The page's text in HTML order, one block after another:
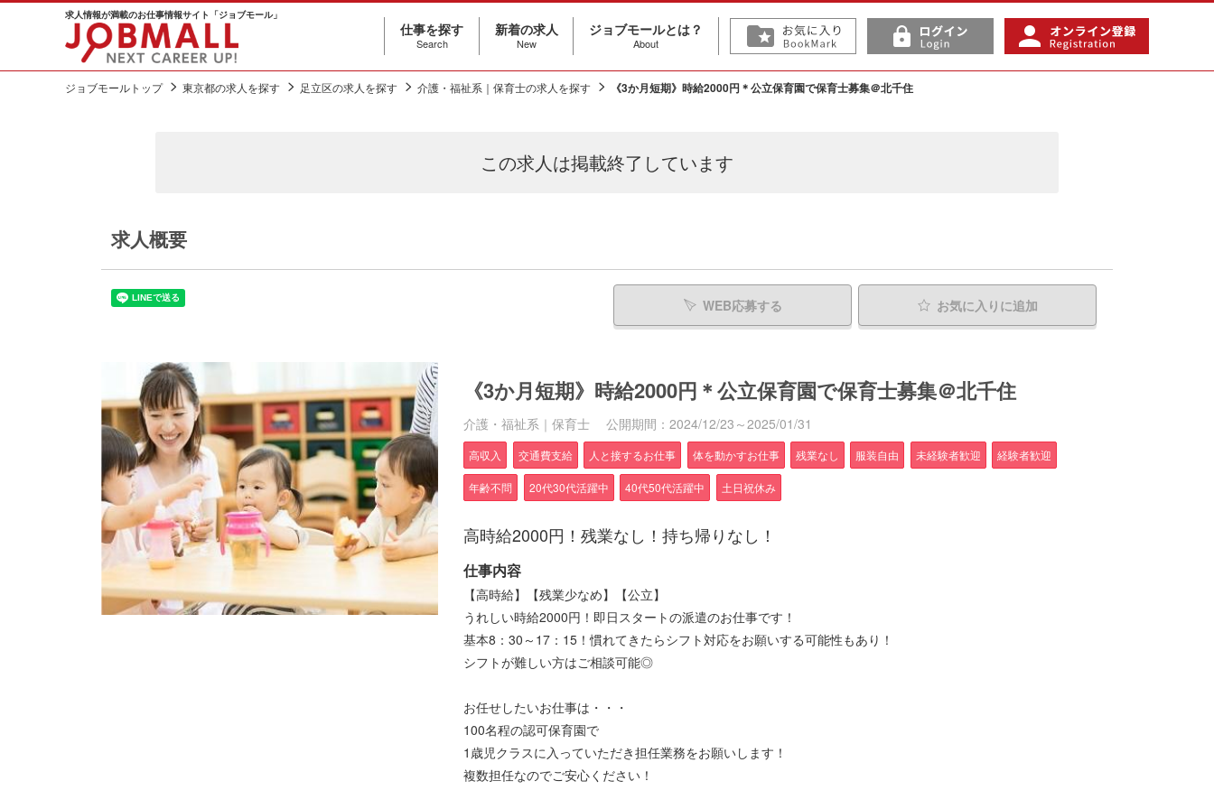
求人情報が満載のお仕事情報サイト「ジョブモール」
仕事を探す
Search
新着の求人
New
ジョブモールとは？
About
ジョブモールトップ 東京都の求人を探す 足立区の求人を探す 介護・福祉系｜保育士の求人を探す 《3か月短期》時給2000円＊公立保育園で保育士募集＠北千住
この求人は掲載終了しています
求人概要
WEB応募する お気に入り に追加
《3か月短期》時給2000円＊公立保育園で保育士募集＠北千住
介護・福祉系｜保育士 公開期間：2024/12/23～2025/01/31
高収入 交通費支給 人と接するお仕事 体を動かすお仕事 残業なし 服装自由 未経験者歓迎 経験者歓迎
年齢不問 20代30代活躍中 40代50代活躍中 土日祝休み
高時給2000円！残業なし！持ち帰りなし！
仕事内容
【高時給】【残業少なめ】【公立】
うれしい時給2000円！即日スタートの派遣のお仕事です！
基本8：30～17：15！慣れてきたらシフト対応をお願いする可能性もあり！
シフトが難しい方はご相談可能◎
お任せしたいお仕事は・・・
100名程の認可保育園で
1歳児クラスに入っていただき担任業務をお願いします！
複数担任なのでご安心ください！